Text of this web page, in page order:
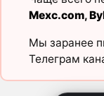
Mexc.com,
Мы заранее
Телеграм